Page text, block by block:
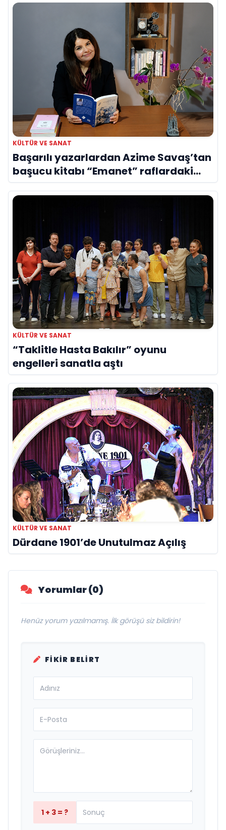
KÜLTÜR VE SANAT
Başarılı yazarlardan Azime Savaş’tan
başucu kitabı “Emanet” raflardaki
yerini aldı
KÜLTÜR VE SANAT
“Taklitle Hasta Bakılır” oyunu
engelleri sanatla aştı
KÜLTÜR VE SANAT
Dürdane 1901’de Unutulmaz Açılış
Yorumlar (0)
Henüz yorum yazılmamış. İlk görüşü siz bildirin!
FIKIR BELIRT
1 + 3 = ?